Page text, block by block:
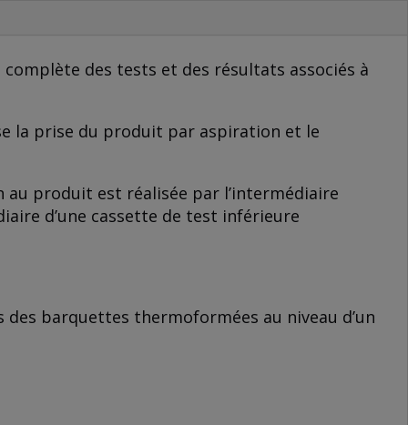
des tests et des résultats associés à
la prise du produit par aspiration et le
au produit est réalisée par l’intermédiaire
d’une cassette de test inférieure
barquettes thermoformées au niveau d’un